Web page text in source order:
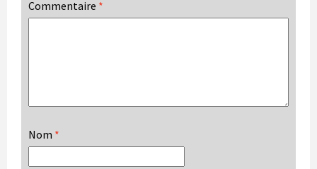
Commentaire *
Nom *